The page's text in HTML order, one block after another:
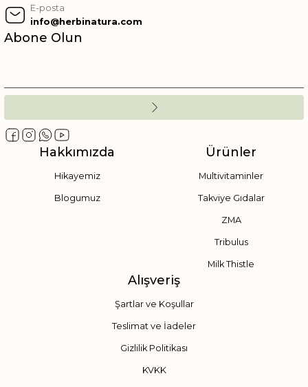
E-posta
info@herbinatura.com
Hakkımızda
Hikayemiz
Blogumuz
Ürünler
Multivitaminler
Takviye Gıdalar
ZMA
Tribulus
Milk Thistle
Alışveriş
Şartlar ve Koşullar
Teslimat ve İadeler
Gizlilik Politikası
KVKK
Abone Olun